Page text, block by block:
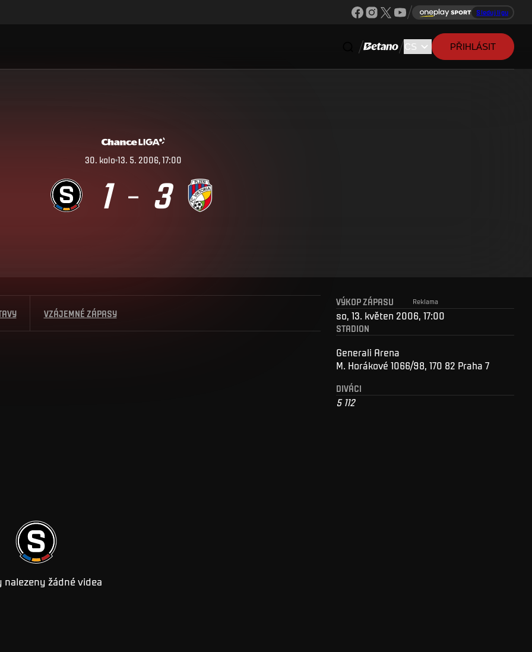
Sleduj ligu
PŘIHLÁSIT
30. kolo 13. 5. 2006, 17:00
1 – 3
VZÁJEMNÉ ZÁPASY
nalezeny žádné videa
Reklama
VÝKOP ZÁPASU
so, 13. květen 2006, 17:00
STADION
Generali Arena
M. Horákové 1066/98, 170 82 Praha 7
DIVÁCI
5 112